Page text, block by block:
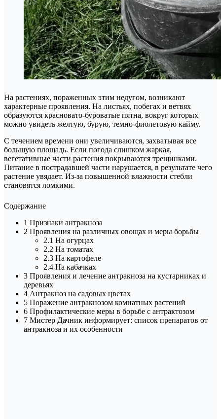
На растениях, пораженных этим недугом, возникают
характерные проявления. На листьях, побегах и ветвях
образуются красновато-буроватые пятна, вокруг которых
можно увидеть желтую, бурую, темно-фиолетовую кайму.
С течением времени они увеличиваются, захватывая все
большую площадь. Если погода слишком жаркая,
вегетативные части растения покрываются трещинками.
Питание в пострадавшей части нарушается, в результате чего
растение увядает. Из-за повышенной влажности стебли
становятся ломкими.
Содержание
1 Признаки антракноза
2 Проявления на различных овощах и меры борьбы
2.1 На огурцах
2.2 На томатах
2.3 На картофеле
2.4 На кабачках
3 Проявления и лечение антракноза на кустарниках и
деревьях
4 Антракноз на садовых цветах
5 Поражение антракнозом комнатных растений
6 Профилактические меры в борьбе с антрактозом
7 Мистер Дачник информирует: список препаратов от
антракноза и их особенности